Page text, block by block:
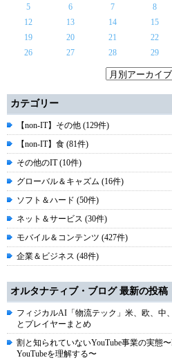
5
6 7 8
12
13 14 15
19
20 21 22
26
27 28 29
カテゴリー
【non-IT】その他 (129件)
【non-IT】食 (81件)
その他のIT (10件)
グローバル＆キャズム (16件)
ソフト＆ハード (50件)
ネット＆サービス (30件)
モバイル＆コンテンツ (427件)
企業＆ビジネス (48件)
オルタナティブ・ブログ 最新の投稿
フィジカルAI「物流テック」米、欧、中
とプレイヤーまとめ
割と知られていないYouTube事業の実態
YouTubeを理解する〜